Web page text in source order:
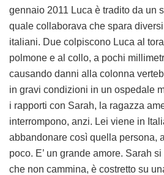
gennaio 2011 Luca è tradito da un
quale collaborava che spara
italiani. Due colpiscono Luca al
polmone e al collo, a pochi
causando danni alla colonna
in gravi condizioni in un ospedale
i rapporti con Sarah, la ragazza
interrompono, anzi. Lei viene in
abbandonare così quella persona,
poco. E’ un grande amore. Sarah
che non cammina, è costretto su